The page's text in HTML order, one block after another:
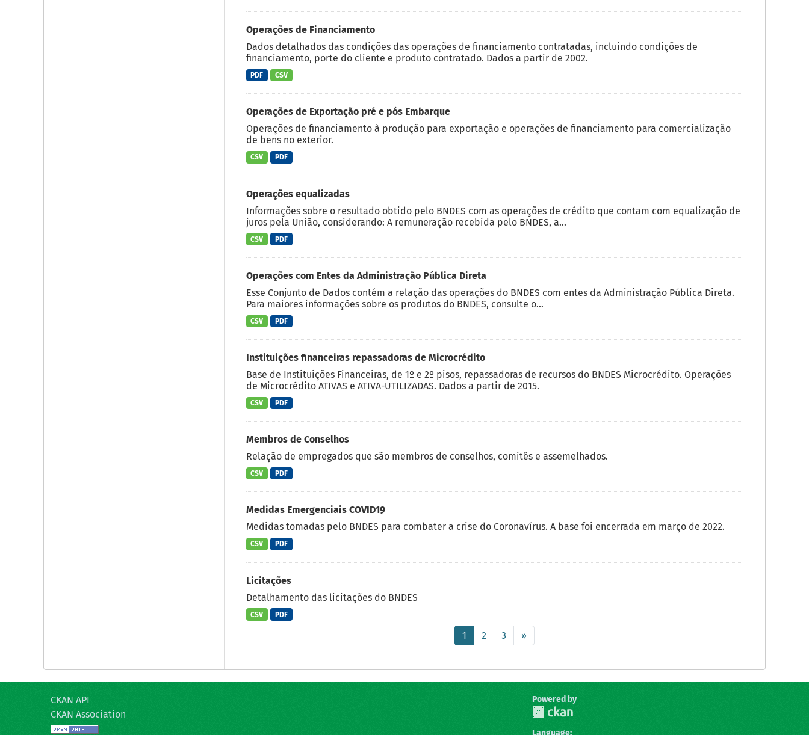
Operações de Financiamento
Dados detalhados das condições das operações de financiamento contratadas, incluindo condições de
financiamento, porte do cliente e produto contratado. Dados a partir de 2002.
PDF CSV
Operações de Exportação pré e pós Embarque
Operações de financiamento à produção para exportação e operações de financiamento para comercialização
de bens no exterior.
CSV PDF
Operações equalizadas
Informações sobre o resultado obtido pelo BNDES com as operações de crédito que contam com equalização de
juros pela União, considerando: A remuneração recebida pelo BNDES, a...
CSV PDF
Operações com Entes da Administração Pública Direta
Esse Conjunto de Dados contém a relação das operações do BNDES com entes da Administração Pública Direta.
Para maiores informações sobre os produtos do BNDES, consulte o...
CSV PDF
Instituições financeiras repassadoras de Microcrédito
Base de Instituições Financeiras, de 1º e 2º pisos, repassadoras de recursos do BNDES Microcrédito. Operações
de Microcrédito ATIVAS e ATIVA-UTILIZADAS. Dados a partir de 2015.
CSV PDF
Membros de Conselhos
Relação de empregados que são membros de conselhos, comitês e assemelhados.
CSV PDF
Medidas Emergenciais COVID19
Medidas tomadas pelo BNDES para combater a crise do Coronavírus. A base foi encerrada em março de 2022.
CSV PDF
Licitações
Detalhamento das licitações do BNDES
CSV PDF
1 2 3 »
CKAN API
CKAN Association
Powered by
Language